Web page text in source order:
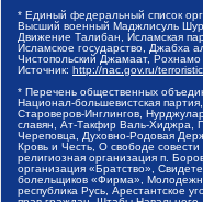
* Единый федеральный список
Высший военный Маджлисуль
Движение Талибан, Исламская
Исламское государство, Джабха
Чистопольский Джамаат,
Источник: http://nac.gov.ru/
* Перечень общественных
Национал-большевистская
Староверов-Инглингов,
славян, Ат-Такфир Валь-Хиджра,
Череповца, Духовно-Родовая
Кровь и Честь, О свободе
религиозная организация п.
организация «Братство»,
болельщиков «Фирма»,
республика Русь, Арестантское